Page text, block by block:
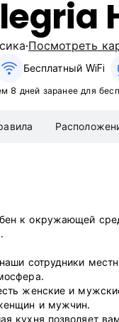
Посмотреть
Бесплатный WiFi
8 дней заранее для
к окружающей
сотрудники
женские и
и мужчин.
кухня позволяет